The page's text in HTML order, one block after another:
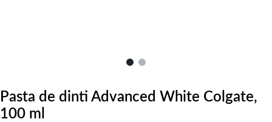
Pasta de dinti Advanced White Colgate,
100 ml